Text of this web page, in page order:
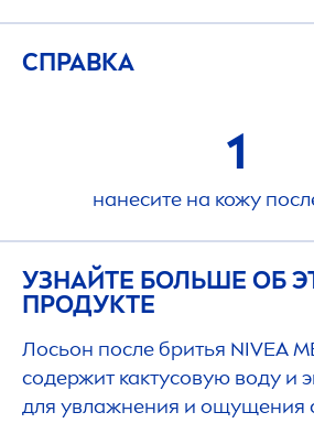
СПРАВКА
1
нанесите на кожу
УЗНАЙТЕ БОЛЬШЕ ОБ
ПРОДУКТЕ
Лосьон после бритья NIVEA
содержит кактусовую воду и
для увлажнения и ощущения